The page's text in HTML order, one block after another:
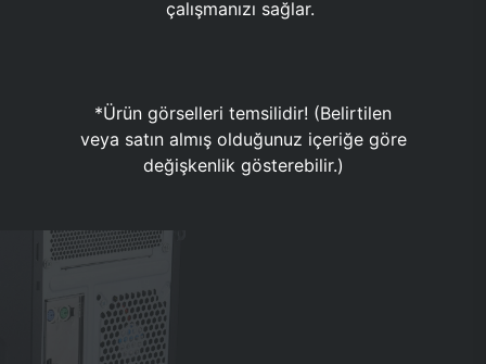
çalışmanızı sağlar.
*Ürün görselleri temsilidir! (Belirtilen
veya satın almış olduğunuz içeriğe göre
değişkenlik gösterebilir.)